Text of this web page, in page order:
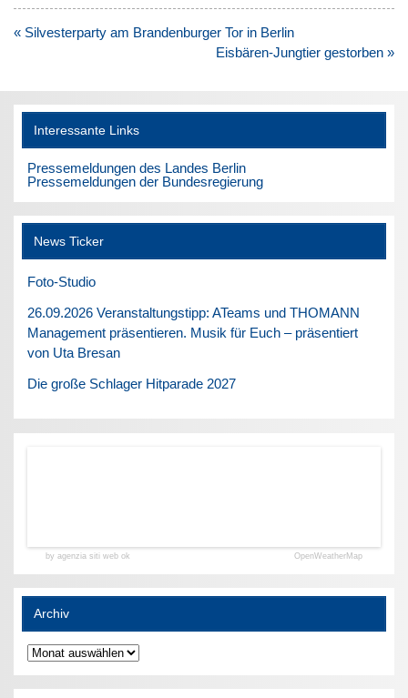
Beitragsnavigation
« Silvesterparty am Brandenburger Tor in Berlin
Eisbären-Jungtier gestorben »
Interessante Links
Pressemeldungen des Landes Berlin
Pressemeldungen der Bundesregierung
News Ticker
Foto-Studio
26.09.2026 Veranstaltungstipp: ATeams und THOMANN
Management präsentieren. Musik für Euch – präsentiert
von Uta Bresan
Die große Schlager Hitparade 2027
by agenzia siti web ok OpenWeatherMap
Archiv
Archiv